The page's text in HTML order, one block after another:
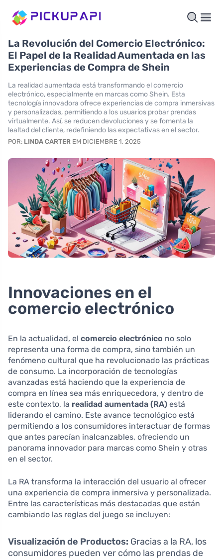
La Revolución del Comercio Electrónico:
El Papel de la Realidad Aumentada en las
Experiencias de Compra de Shein
La realidad aumentada está transformando el comercio
electrónico, especialmente en marcas como Shein. Esta
tecnología innovadora ofrece experiencias de compra inmersivas
y personalizadas, permitiendo a los usuarios probar prendas
virtualmente. Así, se reducen devoluciones y se fomenta la
lealtad del cliente, redefiniendo las expectativas en el sector.
POR: LINDA CARTER EM DICIEMBRE 1, 2025
Innovaciones en el
comercio electrónico
En la actualidad, el comercio electrónico no solo
representa una forma de compra, sino también un
fenómeno cultural que ha revolucionado las prácticas
de consumo. La incorporación de tecnologías
avanzadas está haciendo que la experiencia de
compra en línea sea más enriquecedora, y dentro de
este contexto, la realidad aumentada (RA) está
liderando el camino. Este avance tecnológico está
permitiendo a los consumidores interactuar de formas
que antes parecían inalcanzables, ofreciendo un
panorama innovador para marcas como Shein y otras
en el sector.
La RA transforma la interacción del usuario al ofrecer
una experiencia de compra inmersiva y personalizada.
Entre las características más destacadas que están
cambiando las reglas del juego se incluyen:
Visualización de Productos: Gracias a la RA, los
consumidores pueden ver cómo las prendas de